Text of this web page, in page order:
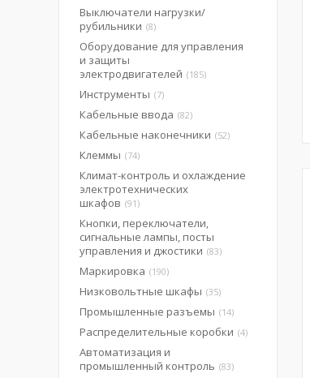
Выключатели нагрузки/
рубильники 8
Оборудование для управления
и защиты
электродвигателей
185
Инструменты 7
Кабельные ввода 82
Кабельные наконечники 52
Клеммы 74
Климат-контроль и охлаждение
электротехнических
шкафов 91
Кнопки, переключатели,
сигнальные лампы, посты
управления и джостики 83
Маркировка 190
Низковольтные шкафы 35
Промышленные разъемы 14
Распределительные коробки 4
Автоматизация и
промышленный контроль 83